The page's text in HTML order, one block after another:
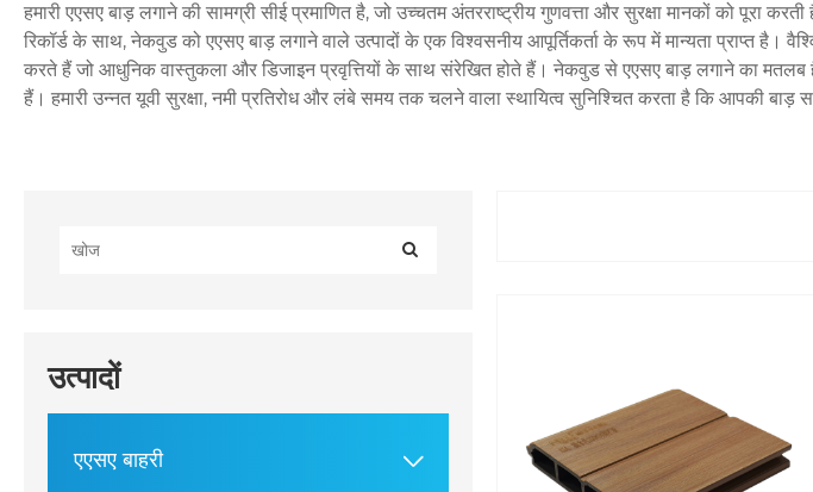
हमारी एएसए बाड़ लगाने की सामग्री सीई प्रमाणित है, जो उच्चतम अंतरराष्ट्रीय गुणवत्ता और सुरक्षा मानकों को
रिकॉर्ड के साथ, नेकवुड को एएसए बाड़ लगाने वाले उत्पादों के एक विश्वसनीय आपूर्तिकर्ता के रूप में मान्यता प्राप्त है।
करते हैं जो आधुनिक वास्तुकला और डिजाइन प्रवृत्तियों के साथ संरेखित होते हैं। नेकवुड से एएसए बाड़ लगाने का मतलब
हैं। हमारी उन्नत यूवी सुरक्षा, नमी प्रतिरोध और लंबे समय तक चलने वाला स्थायित्व सुनिश्चित करता है कि आपकी बाड़
उत्पादों
एएसए बाहरी 